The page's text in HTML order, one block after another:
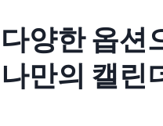
다양한 옵션
나만의 캘린